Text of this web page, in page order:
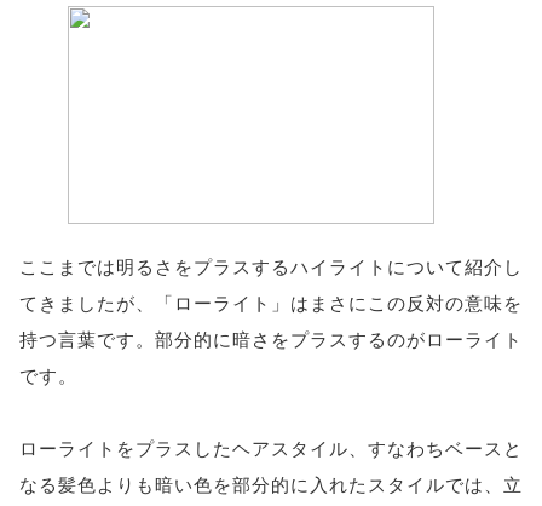
ここまでは明るさをプラスするハイライトについて紹介し
てきましたが、「ローライト」はまさにこの反対の意味を
持つ言葉です。部分的に暗さをプラスするのがローライト
です。
ローライトをプラスしたヘアスタイル、すなわちベースと
なる髪色よりも暗い色を部分的に入れたスタイルでは、立